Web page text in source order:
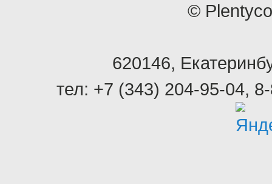
©
620146,
тел: +7 (343) 204-95-04,